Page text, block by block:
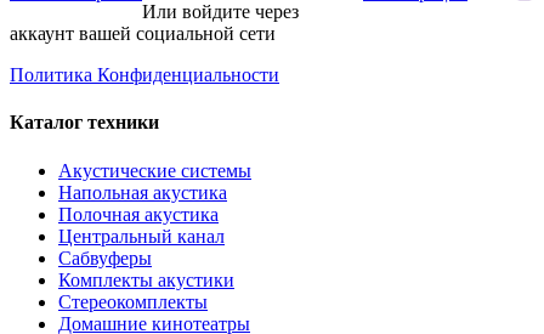
Или войдите через
аккаунт вашей социальной сети
Политика Конфиденциальности
Каталог техники
Акустические системы
Напольная акустика
Полочная акустика
Центральный канал
Сабвуферы
Комплекты акустики
Стереокомплекты
Домашние кинотеатры